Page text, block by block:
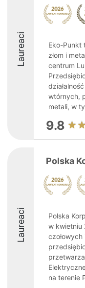
Laureaci
Eko-Punkt
złom i
centrum
wtórnych,
metali, w
9.8
Laureaci
Polska
Polska
w kwietniu
na terenie